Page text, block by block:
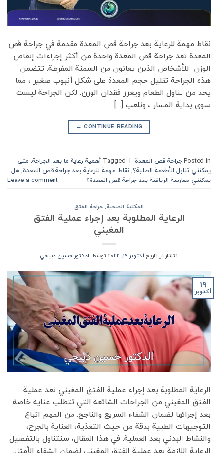
نقاط مهمة للرعاية بعد جراحة قص المعدة مقدمة في جراحة قص
المعدة تعد جراحة قص المعدة واحدة من أكثر إجراءات إنقاص
الوزن للأشخاص الذين يعانون من السمنة المفرطة. تتضمن
هذه الجراحة تقليل حجم المعدة على شكل أنبوب صغير ، مما
يحد من تناول الطعام ويعزز فقدان الوزن. لكن الجراحة ليست
سوى بداية المسار ، وتلعب […]
CONTINUE READING
→
Posted inجراحة قص المعدة |
Tagged أهمية رعاية ما بعد الجراحة, متى
يمكنني تناول الأطعمة الصلبة؟,نقاط مهمة للرعاية بعد جراحة قص المعدة,هل
يمكنني ممارسة الرياضة بعد جراحة قص المعدة؟
Leave a comment
المكتبة الصحية, جراحة الفتق
الرعاية المطلوبة بعد إجراء عملية الفتق
المغبني
انتشار در تاریخأكتوبر 19, 2024 توسط الدكتور حسين ذبيحي
19
أكتوبر
الرعاية المطلوبة بعد إجراء عملية الفتق المغبني تعد عملية
الفتق المغبني من الجراحات الشائعة التي تتطلب عناية خاصة
بعد إجرائها لضمان الشفاء السريع والناجح. من المهم اتباع
التوجيهات الطبية بدقة من حيث التغذية، العناية بالجرح،
والنشاط البدني بعد العملية. في هذا المقال، سنتناول بالتفصيل